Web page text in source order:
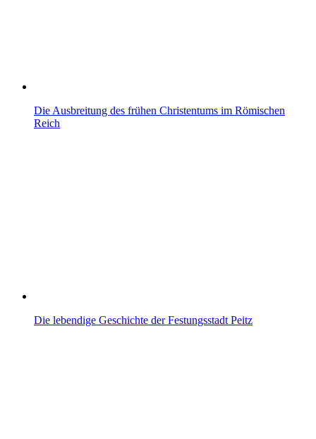
Die Ausbreitung des frühen Christentums im Römischen
Reich
Die lebendige Geschichte der Festungsstadt Peitz